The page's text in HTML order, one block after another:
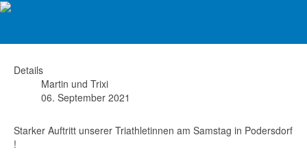
Details
Martin und Trixi
06. September 2021
Starker Auftritt unserer Triathletinnen am Samstag in Podersdorf
!